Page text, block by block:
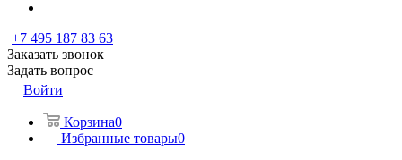
+7 495 187 83 63
Заказать звонок
Задать вопрос
Войти
Корзина0
Избранные товары0